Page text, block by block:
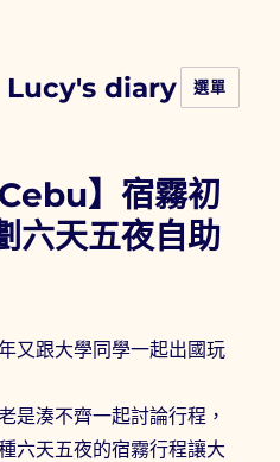
Lucy's diary 選單
Cebu】宿霧初
六天五夜自助
又跟大學同學一起出國玩
是湊不齊一起討論行程，
六天五夜的宿霧行程讓大